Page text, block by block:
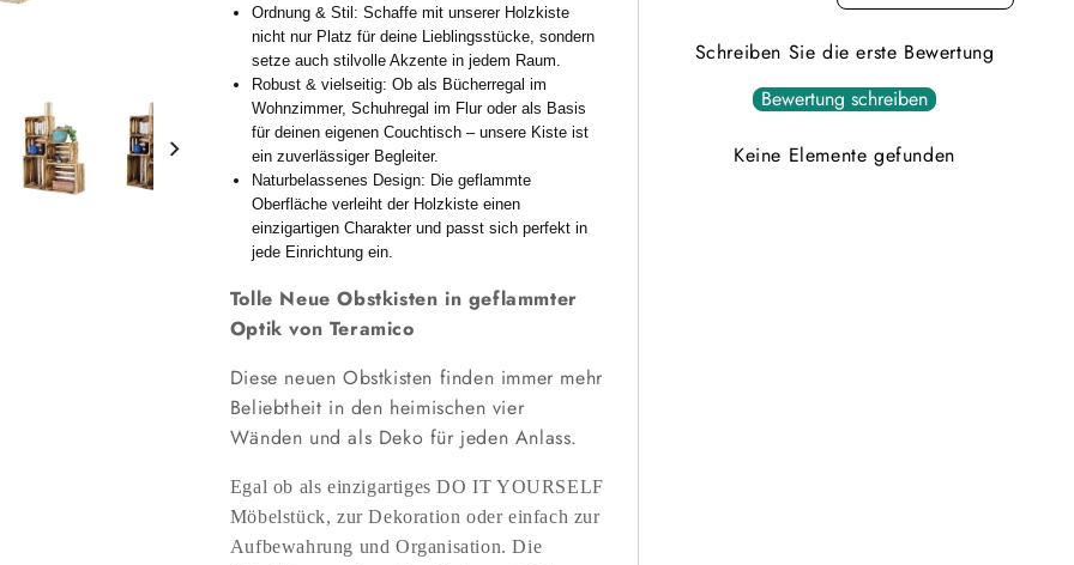
Ordnung & Stil: Schaffe mit unserer Holzkiste
nicht nur Platz für deine Lieblingsstücke, sondern
setze auch stilvolle Akzente in jedem Raum.
Robust & vielseitig: Ob als Bücherregal im
Wohnzimmer, Schuhregal im Flur oder als Basis
für deinen eigenen Couchtisch – unsere Kiste ist
ein zuverlässiger Begleiter.
Naturbelassenes Design: Die geflammte
Oberfläche verleiht der Holzkiste einen
einzigartigen Charakter und passt sich perfekt in
jede Einrichtung ein.
Tolle Neue Obstkisten in geflammter
Optik von Teramico
Diese neuen Obstkisten finden immer mehr
Beliebtheit in den heimischen vier
Wänden und als Deko für jeden Anlass.
Egal ob als einzigartiges DO IT YOURSELF
Möbelstück, zur Dekoration oder einfach zur
Aufbewahrung und Organisation. Die
Schreiben Sie die erste Bewertung
Bewertung schreiben
Keine Elemente gefunden